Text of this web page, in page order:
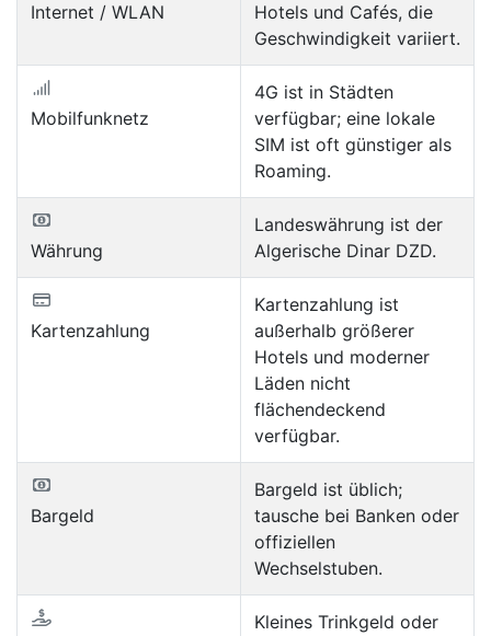
Internet / WLAN
Hotels und Cafés, die
Geschwindigkeit variiert.
Mobilfunknetz
4G ist in Städten
verfügbar; eine lokale
SIM ist oft günstiger als
Roaming.
Währung
Landeswährung ist der
Algerische Dinar DZD.
Kartenzahlung
Kartenzahlung ist
außerhalb größerer
Hotels und moderner
Läden nicht
flächendeckend
verfügbar.
Bargeld
Bargeld ist üblich;
tausche bei Banken oder
offiziellen
Wechselstuben.
Kleines Trinkgeld oder